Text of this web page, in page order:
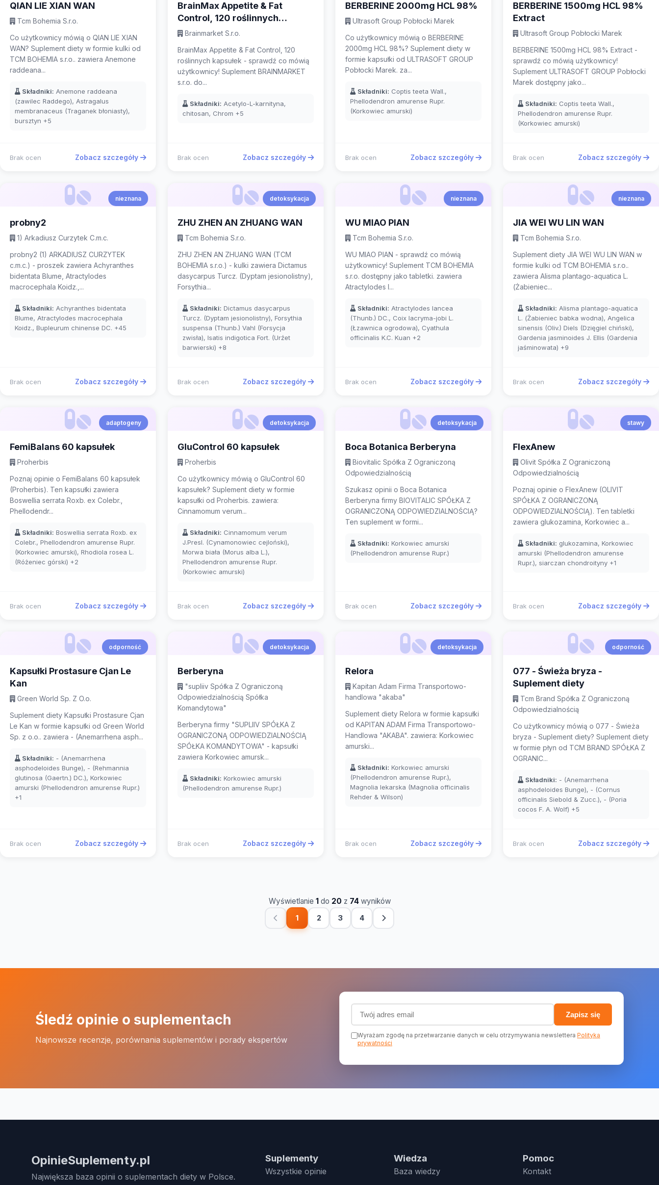
QIAN LIE XIAN WAN
Tcm Bohemia S.r.o.
Co użytkownicy mówią o QIAN LIE XIAN
WAN? Suplement diety w formie kulki od
TCM BOHEMIA s.r.o.. zawiera Anemone
raddeana...
Składniki: Anemone raddeana
(zawilec Raddego), Astragalus
membranaceus (Traganek błoniasty),
bursztyn +5
Brak ocen Zobacz szczegóły
BrainMax Appetite & Fat
Control, 120 roślinnych
kapsułek
Brainmarket S.r.o.
BrainMax Appetite & Fat Control, 120
roślinnych kapsułek - sprawdź co mówią
użytkownicy! Suplement BRAINMARKET
s.r.o. do...
Składniki: Acetylo-L-karnityna,
chitosan, Chrom +5
Brak ocen Zobacz szczegóły
BERBERINE 2000mg HCL 98%
Ultrasoft Group Pobłocki Marek
Co użytkownicy mówią o BERBERINE
2000mg HCL 98%? Suplement diety w
formie kapsułki od ULTRASOFT GROUP
Pobłocki Marek. za...
Składniki: Coptis teeta Wall.,
Phellodendron amurense Rupr.
(Korkowiec amurski)
Brak ocen Zobacz szczegóły
BERBERINE 1500mg HCL 98%
Extract
Ultrasoft Group Pobłocki Marek
BERBERINE 1500mg HCL 98% Extract -
sprawdź co mówią użytkownicy!
Suplement ULTRASOFT GROUP Pobłocki
Marek dostępny jako...
Składniki: Coptis teeta Wall.,
Phellodendron amurense Rupr.
(Korkowiec amurski)
Brak ocen Zobacz szczegóły
nieznana
probny2
1) Arkadiusz Curzytek C.m.c.
probny2 (1) ARKADIUSZ CURZYTEK
c.m.c.) - proszek zawiera Achyranthes
bidentata Blume, Atractylodes
macrocephala Koidz.,...
Składniki: Achyranthes bidentata
Blume, Atractylodes macrocephala
Koidz., Bupleurum chinense DC. +45
Brak ocen Zobacz szczegóły
detoksykacja
ZHU ZHEN AN ZHUANG WAN
Tcm Bohemia S.r.o.
ZHU ZHEN AN ZHUANG WAN (TCM
BOHEMIA s.r.o.) - kulki zawiera Dictamus
dasycarpus Turcz. (Dyptam jesionolistny),
Forsythia...
Składniki: Dictamus dasycarpus
Turcz. (Dyptam jesionolistny), Forsythia
suspensa (Thunb.) Vahl (Forsycja
zwisła), Isatis indigotica Fort. (Urźet
barwierski) +8
Brak ocen Zobacz szczegóły
nieznana
WU MIAO PIAN
Tcm Bohemia S.r.o.
WU MIAO PIAN - sprawdź co mówią
użytkownicy! Suplement TCM BOHEMIA
s.r.o. dostępny jako tabletki. zawiera
Atractylodes l...
Składniki: Atractylodes lancea
(Thunb.) DC., Coix lacryma-jobi L.
(Łzawnica ogrodowa), Cyathula
officinalis K.C. Kuan +2
Brak ocen Zobacz szczegóły
nieznana
JIA WEI WU LIN WAN
Tcm Bohemia S.r.o.
Suplement diety JIA WEI WU LIN WAN w
formie kulki od TCM BOHEMIA s.r.o..
zawiera Alisma plantago-aquatica L.
(Żabieniec...
Składniki: Alisma plantago-aquatica
L. (Żabieniec babka wodna), Angelica
sinensis (Oliv.) Diels (Dzięgiel chiński),
Gardenia jasminoides J. Ellis (Gardenia
jaśminowata) +9
Brak ocen Zobacz szczegóły
adaptogeny
FemiBalans 60 kapsułek
Proherbis
Poznaj opinie o FemiBalans 60 kapsułek
(Proherbis). Ten kapsułki zawiera
Boswellia serrata Roxb. ex Colebr.,
Phellodendr...
Składniki: Boswellia serrata Roxb. ex
Colebr., Phellodendron amurense Rupr.
(Korkowiec amurski), Rhodiola rosea L.
(Różeniec górski) +2
Brak ocen Zobacz szczegóły
detoksykacja
GluControl 60 kapsułek
Proherbis
Co użytkownicy mówią o GluControl 60
kapsułek? Suplement diety w formie
kapsułki od Proherbis. zawiera:
Cinnamomum verum...
Składniki: Cinnamomum verum
J.Presl. (Cynamonowiec cejloński),
Morwa biała (Morus alba L.),
Phellodendron amurense Rupr.
(Korkowiec amurski)
Brak ocen Zobacz szczegóły
detoksykacja
Boca Botanica Berberyna
Biovitalic Spółka Z Ograniczoną
Odpowiedzialnością
Szukasz opinii o Boca Botanica
Berberyna firmy BIOVITALIC SPÓŁKA Z
OGRANICZONĄ ODPOWIEDZIALNOŚCIĄ?
Ten suplement w formi...
Składniki: Korkowiec amurski
(Phellodendron amurense Rupr.)
Brak ocen Zobacz szczegóły
stawy
FlexAnew
Olivit Spółka Z Ograniczoną
Odpowiedzialnością
Poznaj opinie o FlexAnew (OLIVIT
SPÓŁKA Z OGRANICZONĄ
ODPOWIEDZIALNOŚCIĄ). Ten tabletki
zawiera glukozamina, Korkowiec a...
Składniki: glukozamina, Korkowiec
amurski (Phellodendron amurense
Rupr.), siarczan chondroityny +1
Brak ocen Zobacz szczegóły
odporność
Kapsułki Prostasure Cjan Le
Kan
Green World Sp. Z O.o.
Suplement diety Kapsułki Prostasure Cjan
Le Kan w formie kapsułki od Green World
Sp. z o.o.. zawiera - (Anemarrhena asph...
Składniki: - (Anemarrhena
asphodeloides Bunge), - (Rehmannia
glutinosa (Gaertn.) DC.), Korkowiec
amurski (Phellodendron amurense Rupr.)
+1
Brak ocen Zobacz szczegóły
detoksykacja
Berberyna
"supliiv Spółka Z Ograniczoną
Odpowiedzialnością Spółka
Komandytowa"
Berberyna firmy "SUPLIIV SPÓŁKA Z
OGRANICZONĄ ODPOWIEDZIALNOŚCIĄ
SPÓŁKA KOMANDYTOWA" - kapsułki
zawiera Korkowiec amursk...
Składniki: Korkowiec amurski
(Phellodendron amurense Rupr.)
Brak ocen Zobacz szczegóły
detoksykacja
Relora
Kapitan Adam Firma Transportowo-
handlowa "akaba"
Suplement diety Relora w formie kapsułki
od KAPITAN ADAM Firma Transportowo-
Handlowa "AKABA". zawiera: Korkowiec
amurski...
Składniki: Korkowiec amurski
(Phellodendron amurense Rupr.),
Magnolia lekarska (Magnolia officinalis
Rehder & Wilson)
Brak ocen Zobacz szczegóły
odporność
077 - Świeża bryza -
Suplement diety
Tcm Brand Spółka Z Ograniczoną
Odpowiedzialnością
Co użytkownicy mówią o 077 - Świeża
bryza - Suplement diety? Suplement diety
w formie płyn od TCM BRAND SPÓŁKA Z
OGRANIC...
Składniki: - (Anemarrhena
asphodeloides Bunge), - (Cornus
officinalis Siebold & Zucc.), - (Poria
cocos F. A. Wolf) +5
Brak ocen Zobacz szczegóły
Wyświetlanie 1do 20 z 74wyników
1
2 3 4
Śledź opinie o suplementach
Najnowsze recenzje, porównania suplementów i porady ekspertów
Adres email (wymagany)
Zapisz się
Wyrażam zgodę na przetwarzanie danych w celu otrzymywania newslettera Polityka
prywatności
OpinieSuplementy.pl
Największa baza opinii o suplementach diety w Polsce.
Suplementy
Wszystkie opinie
Wiedza
Baza wiedzy
Pomoc
Kontakt